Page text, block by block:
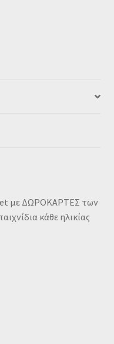
με ΔΩΡΟΚΑΡΤΕΣ των
κάθε ηλικίας